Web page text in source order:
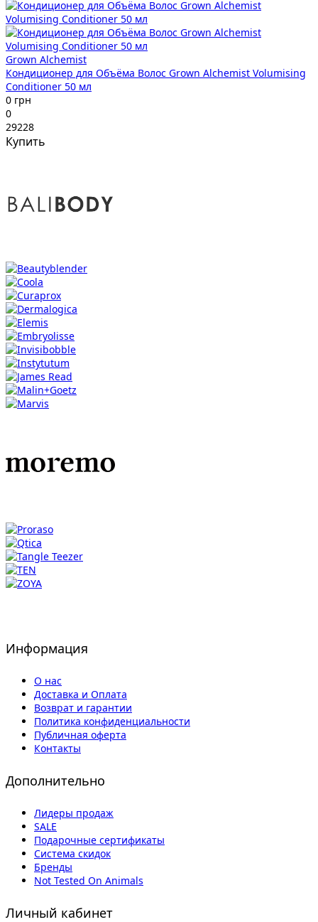
Grown Alchemist
Кондиционер для Объёма Волос Grown Alchemist Volumising
Conditioner 50 мл
0 грн
0
29228
Купить
Информация
О нас
Доставка и Оплата
Возврат и гарантии
Политика конфиденциальности
Публичная оферта
Контакты
Дополнительно
Лидеры продаж
SALE
Подарочные сертификаты
Система скидок
Бренды
Not Tested On Animals
Личный кабинет